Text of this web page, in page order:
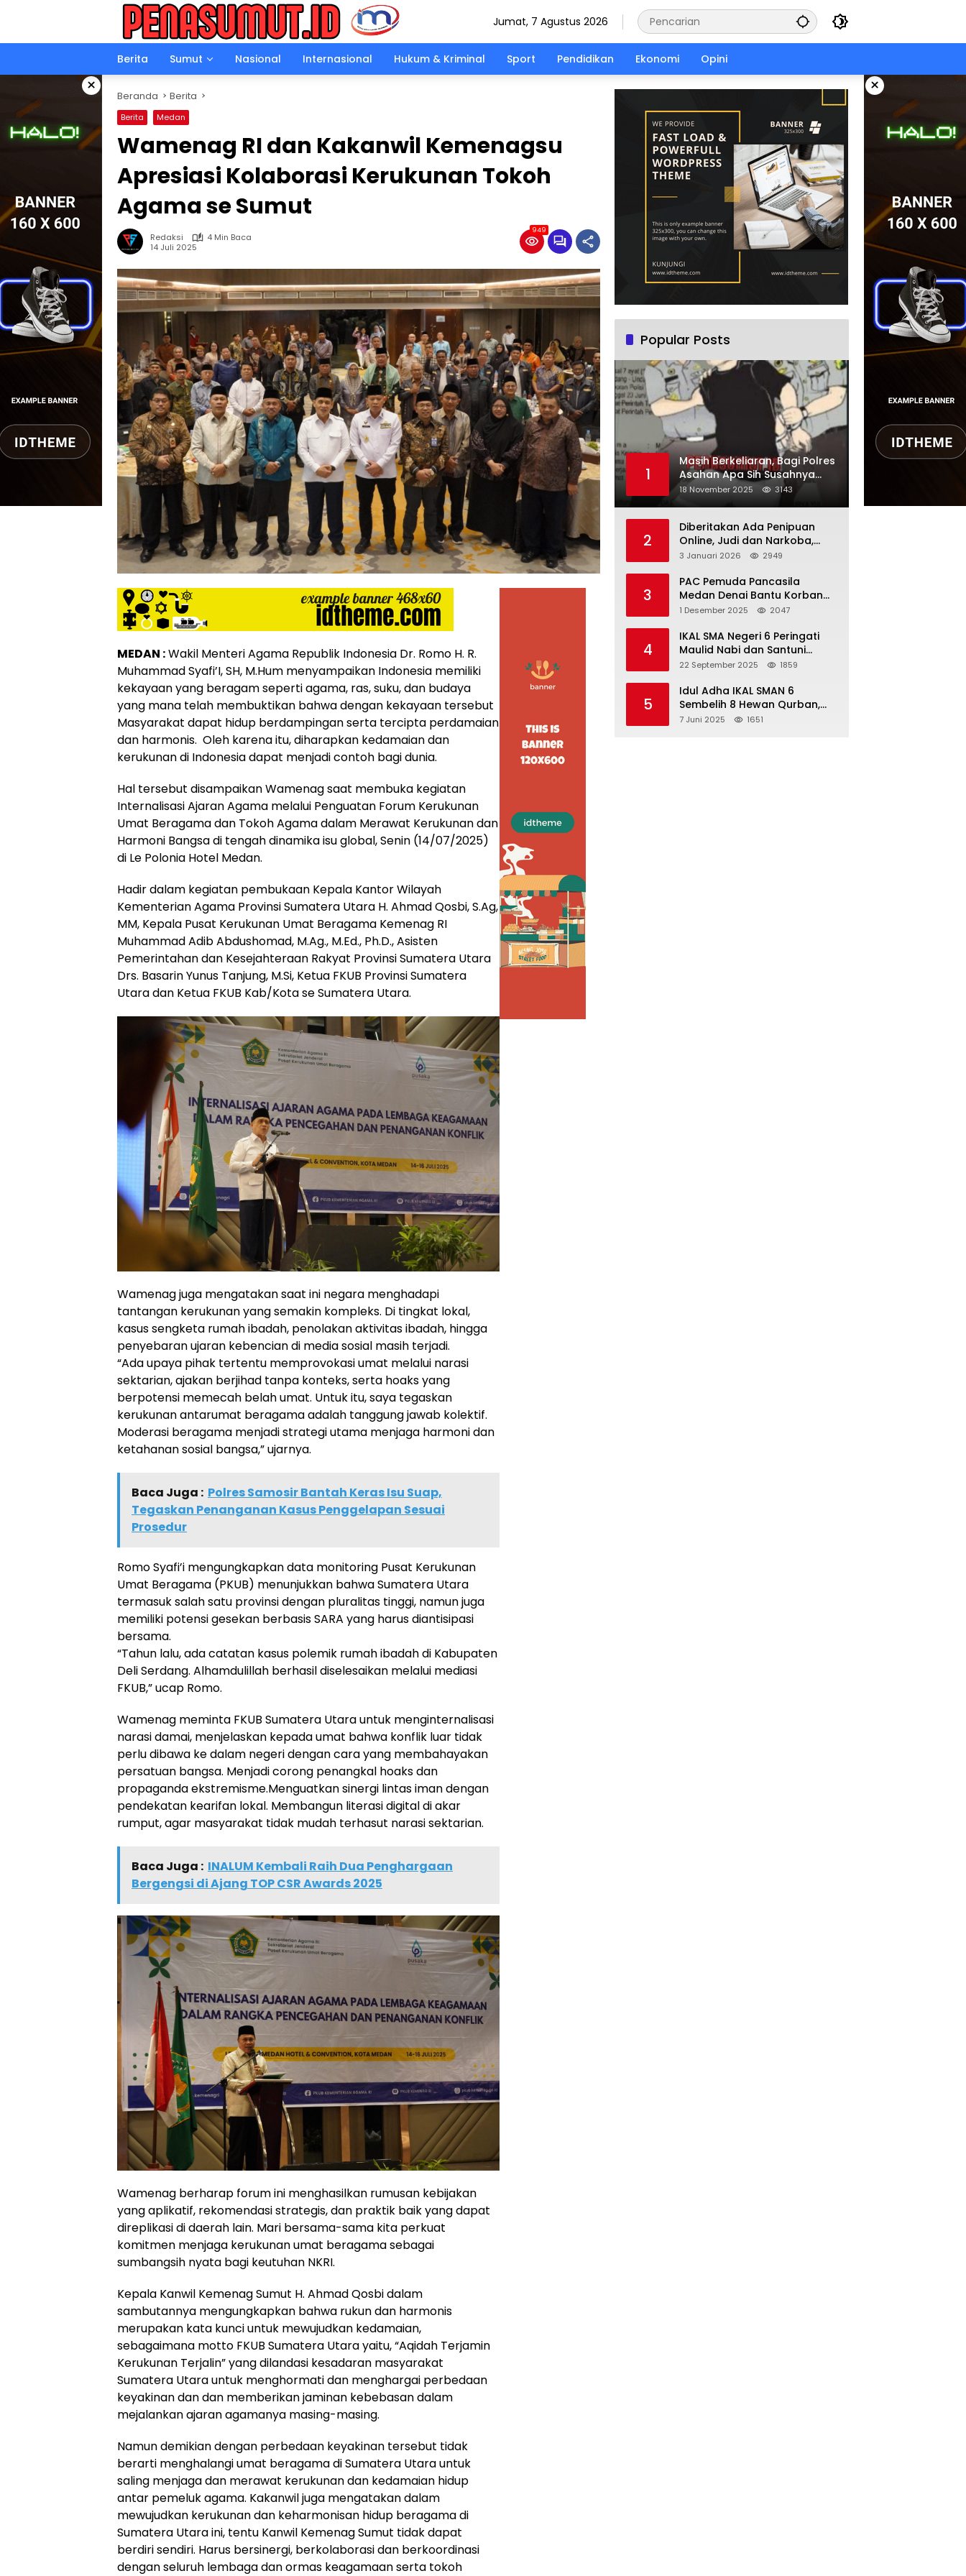
Jumat, 7 Agustus 2026
Berita Sumut Nasional Internasional Hukum & Kriminal Sport Pendidikan Ekonomi Opini
× ×
Beranda Berita
Berita Medan
Wamenag RI dan Kakanwil Kemenagsu
Apresiasi Kolaborasi Kerukunan Tokoh
Agama se Sumut
Redaksi
4 Min Baca
14 Juli 2025
949
MEDAN :Wakil Menteri Agama Republik Indonesia Dr. Romo H. R.
Muhammad Syafi’I, SH, M.Hum menyampaikan Indonesia memiliki
kekayaan yang beragam seperti agama, ras, suku, dan budaya
yang mana telah membuktikan bahwa dengan kekayaan tersebut
Masyarakat dapat hidup berdampingan serta tercipta perdamaian
dan harmonis. Oleh karena itu, diharapkan kedamaian dan
kerukunan di Indonesia dapat menjadi contoh bagi dunia.
Hal tersebut disampaikan Wamenag saat membuka kegiatan
Internalisasi Ajaran Agama melalui Penguatan Forum Kerukunan
Umat Beragama dan Tokoh Agama dalam Merawat Kerukunan dan
Harmoni Bangsa di tengah dinamika isu global, Senin (14/07/2025)
di Le Polonia Hotel Medan.
Hadir dalam kegiatan pembukaan Kepala Kantor Wilayah
Kementerian Agama Provinsi Sumatera Utara H. Ahmad Qosbi, S.Ag,
MM, Kepala Pusat Kerukunan Umat Beragama Kemenag RI
Muhammad Adib Abdushomad, M.Ag., M.Ed., Ph.D., Asisten
Pemerintahan dan Kesejahteraan Rakyat Provinsi Sumatera Utara
Drs. Basarin Yunus Tanjung, M.Si, Ketua FKUB Provinsi Sumatera
Utara dan Ketua FKUB Kab/Kota se Sumatera Utara.
Wamenag juga mengatakan saat ini negara menghadapi
tantangan kerukunan yang semakin kompleks. Di tingkat lokal,
kasus sengketa rumah ibadah, penolakan aktivitas ibadah, hingga
penyebaran ujaran kebencian di media sosial masih terjadi.
“Ada upaya pihak tertentu memprovokasi umat melalui narasi
sektarian, ajakan berjihad tanpa konteks, serta hoaks yang
berpotensi memecah belah umat. Untuk itu, saya tegaskan
kerukunan antarumat beragama adalah tanggung jawab kolektif.
Moderasi beragama menjadi strategi utama menjaga harmoni dan
ketahanan sosial bangsa,” ujarnya.
Baca Juga : Polres Samosir Bantah Keras Isu Suap,
Tegaskan Penanganan Kasus Penggelapan Sesuai
Prosedur
Romo Syafi’i mengungkapkan data monitoring Pusat Kerukunan
Umat Beragama (PKUB) menunjukkan bahwa Sumatera Utara
termasuk salah satu provinsi dengan pluralitas tinggi, namun juga
memiliki potensi gesekan berbasis SARA yang harus diantisipasi
bersama.
“Tahun lalu, ada catatan kasus polemik rumah ibadah di Kabupaten
Deli Serdang. Alhamdulillah berhasil diselesaikan melalui mediasi
FKUB,” ucap Romo.
Wamenag meminta FKUB Sumatera Utara untuk menginternalisasi
narasi damai, menjelaskan kepada umat bahwa konflik luar tidak
perlu dibawa ke dalam negeri dengan cara yang membahayakan
persatuan bangsa. Menjadi corong penangkal hoaks dan
propaganda ekstremisme.Menguatkan sinergi lintas iman dengan
pendekatan kearifan lokal. Membangun literasi digital di akar
rumput, agar masyarakat tidak mudah terhasut narasi sektarian.
Baca Juga : INALUM Kembali Raih Dua Penghargaan
Bergengsi di Ajang TOP CSR Awards 2025
Wamenag berharap forum ini menghasilkan rumusan kebijakan
yang aplikatif, rekomendasi strategis, dan praktik baik yang dapat
direplikasi di daerah lain. Mari bersama-sama kita perkuat
komitmen menjaga kerukunan umat beragama sebagai
sumbangsih nyata bagi keutuhan NKRI.
Kepala Kanwil Kemenag Sumut H. Ahmad Qosbi dalam
sambutannya mengungkapkan bahwa rukun dan harmonis
merupakan kata kunci untuk mewujudkan kedamaian,
sebagaimana motto FKUB Sumatera Utara yaitu, “Aqidah Terjamin
Kerukunan Terjalin” yang dilandasi kesadaran masyarakat
Sumatera Utara untuk menghormati dan menghargai perbedaan
keyakinan dan dan memberikan jaminan kebebasan dalam
mejalankan ajaran agamanya masing-masing.
Namun demikian dengan perbedaan keyakinan tersebut tidak
berarti menghalangi umat beragama di Sumatera Utara untuk
saling menjaga dan merawat kerukunan dan kedamaian hidup
antar pemeluk agama. Kakanwil juga mengatakan dalam
mewujudkan kerukunan dan keharmonisan hidup beragama di
Sumatera Utara ini, tentu Kanwil Kemenag Sumut tidak dapat
berdiri sendiri. Harus bersinergi, berkolaborasi dan berkoordinasi
dengan seluruh lembaga dan ormas keagamaan serta tokoh
Popular Posts
1
Masih Berkeliaran, Bagi Polres
Asahan Apa Sih Susahnya
Menangkap Martono
18 November 2025 3143
2
Diberitakan Ada Penipuan
Online, Judi dan Narkoba,
Karutan Kabanjhe Sebut Hoax
Beryanggungjawab
3 Januari 2026 2949
3
PAC Pemuda Pancasila
Medan Denai Bantu Korban
Banjir di Tiga Kelurahan
1 Desember 2025 2047
4
IKAL SMA Negeri 6 Peringati
Maulid Nabi dan Santuni
Yatim Piatu Anak Alumni
22 September 2025 1859
5
Idul Adha IKAL SMAN 6
Sembelih 8 Hewan Qurban,
Seluruh Siswa Guru dan ASN
7 Juni 2025 1651